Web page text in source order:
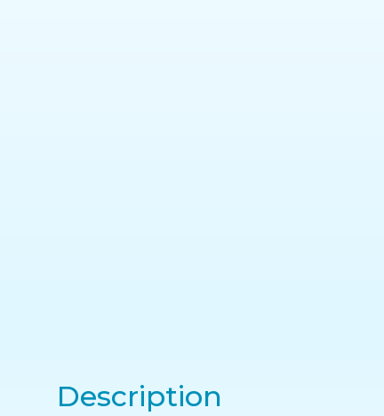
Description